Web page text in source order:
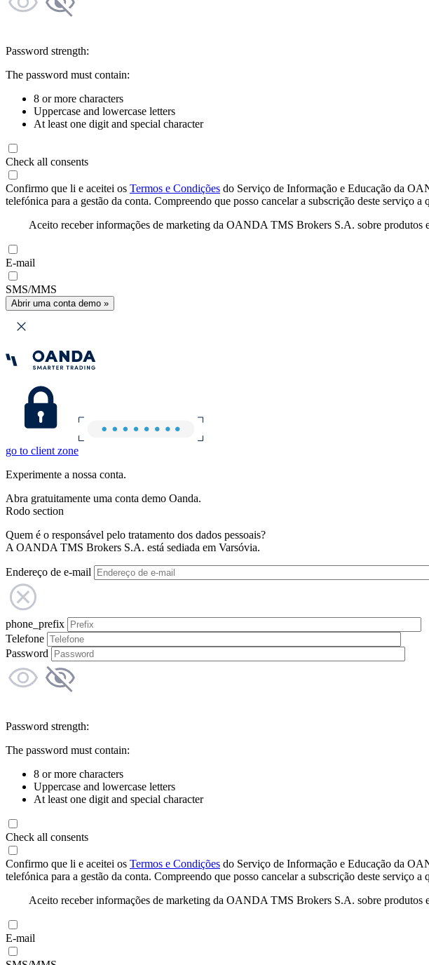
Password strength:
The password must contain:
8 or more characters
Uppercase and lowercase letters
At least one digit and special character
Check all consents
Confirmo que li e aceitei os Termos e Condições do Serviço de Informação e Educação da
telefónica para a gestão da conta. Compreendo que posso cancelar a subscrição deste serviço a
Aceito receber informações de marketing da OANDA TMS Brokers S.A. sobre produtos
E-mail
SMS/MMS
Abrir uma conta demo »
go to client zone
Experimente a nossa conta.
Abra gratuitamente uma conta demo Oanda.
Rodo section
Quem é o responsável pelo tratamento dos dados pessoais?
A OANDA TMS Brokers S.A. está sediada em Varsóvia.
Endereço de e-mail
phone_prefix
Telefone
Password
Password strength:
The password must contain:
8 or more characters
Uppercase and lowercase letters
At least one digit and special character
Check all consents
Confirmo que li e aceitei os Termos e Condições do Serviço de Informação e Educação da
telefónica para a gestão da conta. Compreendo que posso cancelar a subscrição deste serviço a
Aceito receber informações de marketing da OANDA TMS Brokers S.A. sobre produtos
E-mail